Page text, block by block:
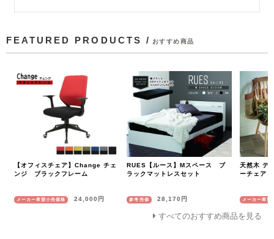
FEATURED PRODUCTS / おすすめ商品
【オフィスチェア】Change チェ
ンジ ブラックフレーム
メーカー希望小売価格 24,000円
RUES【ルース】Mスペース ブ
ラックマットレスセット
参考売価 28,170円
天然木 デ
ーチェア
メーカー希望
すべてのおすすめ商品を見る